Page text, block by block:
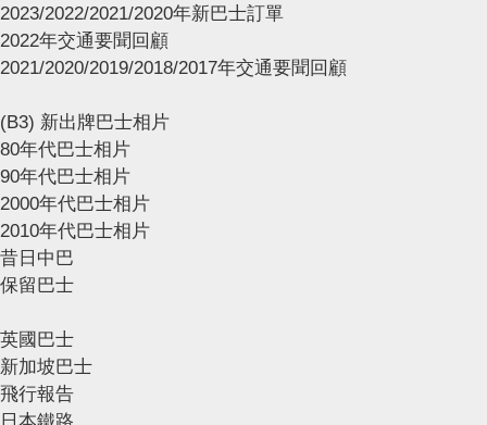
2023/2022/2021/2020年新巴士訂單
2022年交通要聞回顧
2021/2020/2019/2018/2017年交通要聞回顧
(B3) 新出牌巴士相片
80年代巴士相片
90年代巴士相片
2000年代巴士相片
2010年代巴士相片
昔日中巴
保留巴士
英國巴士
新加坡巴士
飛行報告
日本鐵路